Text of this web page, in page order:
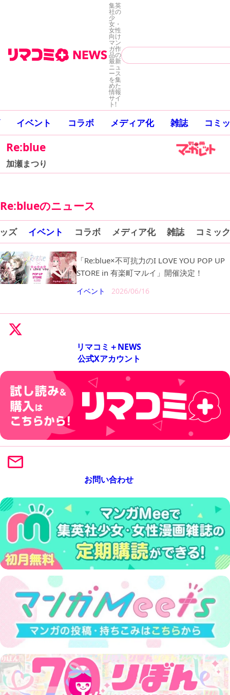
集英
社の
少
女・
女性
向け
マン
ガ作
品の
最新
ニュ
ース
を集
めた
情報
サイ
ト!
イベント コラボ メディア化 雑誌 コミ
Re:blue
加瀬まつり
Re:blueのニュース
ズ イベント コラボ メディア化 雑誌 コミッ
「Re:blue×不可抗力のI LOVE YOU POP UP
STORE in 有楽町マルイ」開催決定！
イベント 2026/06/16
リマコミ＋NEWS
公式Xアカウント
お問い合わせ